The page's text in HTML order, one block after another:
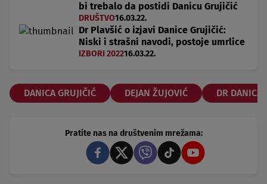
bi trebalo da postidi Danicu Grujičić
DRUŠTVO16.03.22.
Dr Plavšić o izjavi Danice Grujičić:
Niski i strašni navodi, postoje umrlice
IZBORI 202216.03.22.
DANICA GRUJIČIĆ DEJAN ŽUJOVIĆ DR DANICA
Pratite nas na društvenim mrežama: